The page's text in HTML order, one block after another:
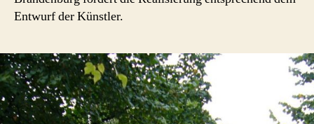
Entwurf der Künstler.